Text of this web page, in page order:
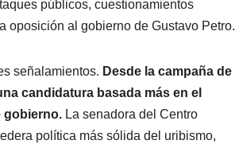
públicos, cuestionamientos
oposición al gobierno de Gustavo Petro.
señalamientos. Desde la campaña de
candidatura basada más en el
gobierno. La senadora del Centro
política más sólida del uribismo,